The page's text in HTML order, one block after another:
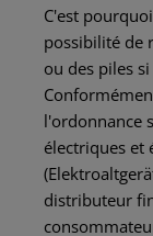
C'est
possibilité de
ou des piles
l'ordonnance
électriques et
distributeur